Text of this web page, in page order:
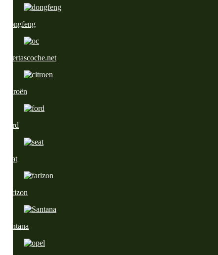
Dongfeng
Ofertascoche.net
Citroën
Ford
Seat
Farizon
Santana